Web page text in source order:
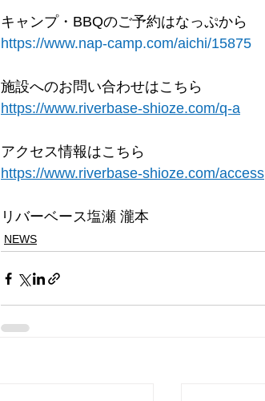
キャンプ・BBQのご予約はなっぷから
https://www.nap-camp.com/aichi/15875
施設へのお問い合わせはこちら
https://www.riverbase-shioze.com/q-a
アクセス情報はこちら
https://www.riverbase-shioze.com/access
リバーベース塩瀬 瀧本
NEWS